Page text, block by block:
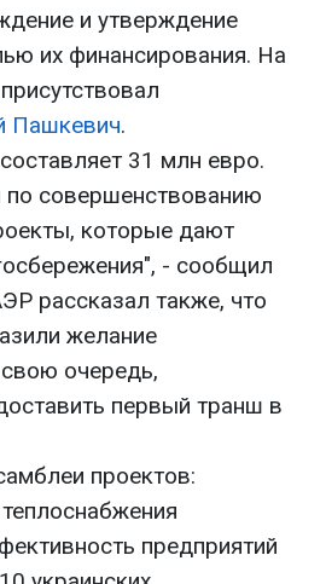
и утверждение
их финансирования. На
Пашкевич.
31 млн евро.
совершенствованию
которые дают
- сообщил
рассказал также, что
желание
очередь,
первый транш в
проектов:
предприятий